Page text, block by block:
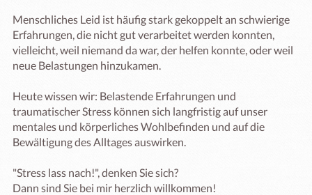
Menschliches Leid ist häufig stark gekoppelt an schwierige
Erfahrungen, die nicht gut verarbeitet werden konnten,
vielleicht, weil niemand da war, der helfen konnte, oder weil
neue Belastungen hinzukamen.
Heute wissen wir: Belastende Erfahrungen und
traumatischer Stress können sich langfristig auf unser
mentales und körperliches Wohlbefinden und auf die
Bewältigung des Alltages auswirken.
"Stress lass nach!", denken Sie sich?
Dann sind Sie bei mir herzlich willkommen!